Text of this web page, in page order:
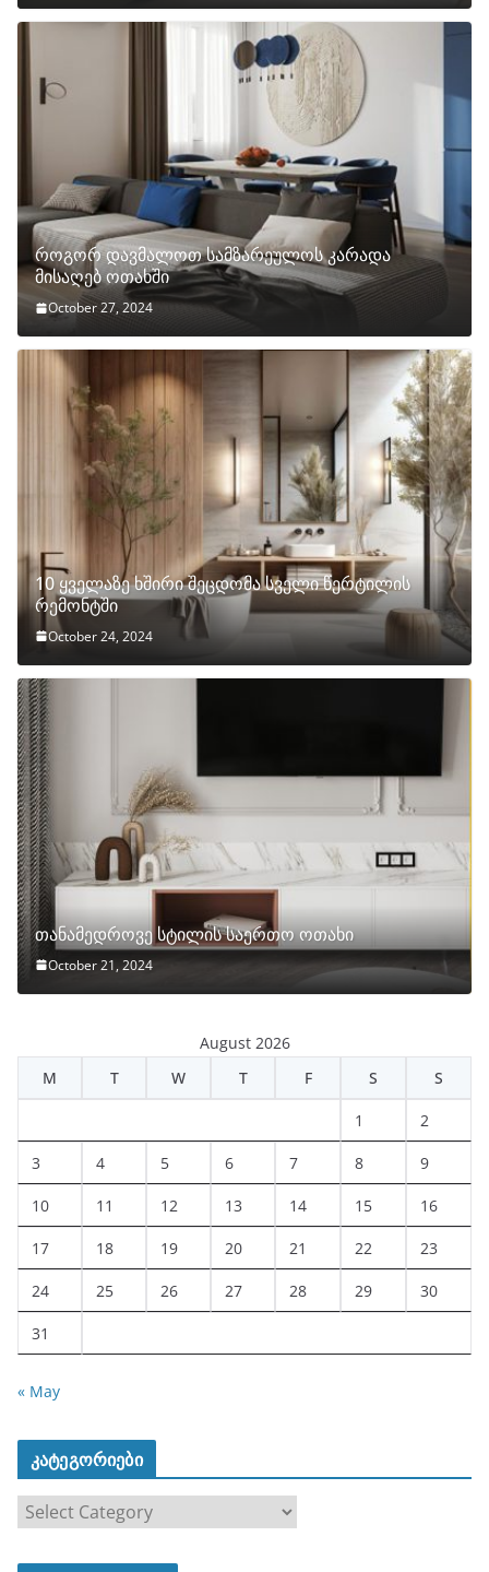
როგორ დავმალოთ სამზარეულოს კარადა
მისაღებ ოთახში
October 27, 2024
10 ყველაზე ხშირი შეცდომა სველი წერტილის
რემონტში
October 24, 2024
თანამედროვე სტილის საერთო ოთახი
October 21, 2024
August 2026
M
T W T F S S
1 2
3 4 5 6 7 8 9
10 11 12 13 14 15 16
17 18 19 20 21 22 23
24 25 26 27 28 29 30
31
« May
კატეგორიები
ა
ტ